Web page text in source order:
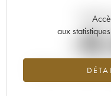
aux-
Tendance à la baisse